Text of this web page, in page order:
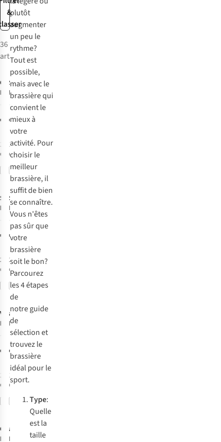
&
36
articles
Only Play
Brassière
Onpmille-2
Aop Sports Bra
1
€29,99
1
couleur
disponible
Comparer
Stronger
Brassière
Signature
€49,00
1couleur
disponible
Comparer
Stronger
Brassière
Signature
Square Neck
€59,00
2
couleurs
disponibles
Comparer
Stronger
Brassière
Signature
Square Neck
€59,00
2couleurs
disponibles
Comparer
Venice Beach
Brassière
Oakley
1
€39,99
1
couleur
disponible
Comparer
adidas
Brassière Opt
Ess Zip Ms
€45,00
1
couleur
disponible
Comparer
Only Play
Brassière
adidas
Brassière Opt
plutôt
augmenter
un peu le
rythme?
Tout est
possible,
mais avec le
brassière qui
convient le
mieux à
votre
activité. Pour
choisir le
meilleur
brassière, il
suffit de bien
se connaître.
Vous n'êtes
pas sûr que
votre
brassière
soit le bon?
Parcourez
les 4 étapes
de
notreguide
de
sélectionet
trouvez le
brassière
idéal pour le
sport.
Type:
Quelle
est la
taille